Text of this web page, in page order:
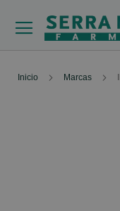
Inicio Marcas